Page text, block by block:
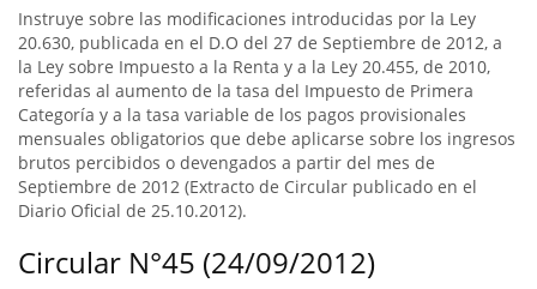
Instruye sobre las modificaciones introducidas por la Ley
20.630, publicada en el D.O del 27 de Septiembre de 2012, a
la Ley sobre Impuesto a la Renta y a la Ley 20.455, de 2010,
referidas al aumento de la tasa del Impuesto de Primera
Categoría y a la tasa variable de los pagos provisionales
mensuales obligatorios que debe aplicarse sobre los ingresos
brutos percibidos o devengados a partir del mes de
Septiembre de 2012 (Extracto de Circular publicado en el
Diario Oficial de 25.10.2012).
Circular N°45 (24/09/2012)